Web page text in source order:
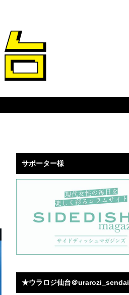
サポーター様
★ウラロジ仙台＠urarozi_sendai